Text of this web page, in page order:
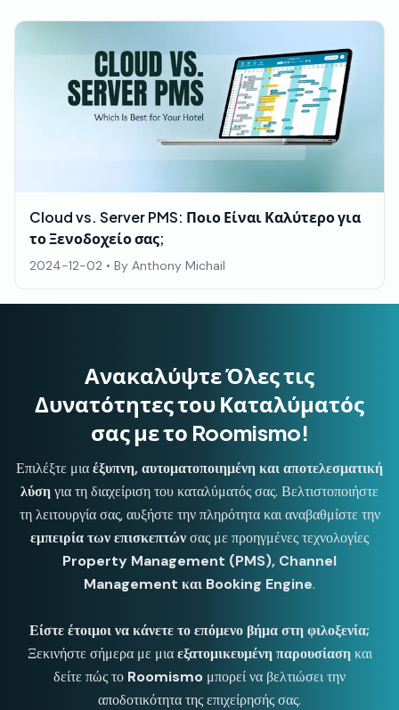
Cloud vs. Server PMS: Ποιο Είναι Καλύτερο για
το Ξενοδοχείο σας;
2024-12-02 • By Anthony Michail
Ανακαλύψτε Όλες τις
Δυνατότητες του Καταλύματός
σας με το Roomismo!
Επιλέξτε μιαέξυπνη, αυτοματοποιημένη και αποτελεσματική
λύσηγια τη διαχείριση του καταλύματός σας. Βελτιστοποιήστε
τη λειτουργία σας, αυξήστε την πληρότητα και αναβαθμίστε την
εμπειρία των επισκεπτώνσας με προηγμένες τεχνολογίες
Property Management (PMS), Channel
Management και Booking Engine.
Είστε έτοιμοι να κάνετε το επόμενο βήμα στη φιλοξενία;
Ξεκινήστε σήμερα με μιαεξατομικευμένη παρουσίασηκαι
δείτε πώς το Roomismo μπορεί να βελτιώσει την
αποδοτικότητα της επιχείρησής σας.